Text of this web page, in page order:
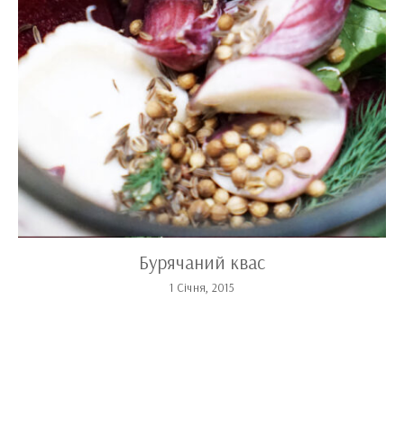
Бурячаний квас
1 Січня, 2015